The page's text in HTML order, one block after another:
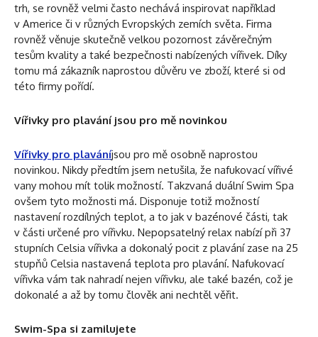
trh, se rovněž velmi často nechává inspirovat například
v Americe či v různých Evropských zemích světa. Firma
rovněž věnuje skutečně velkou pozornost závěrečným
tesům kvality a také bezpečnosti nabízených vířivek. Díky
tomu má zákazník naprostou důvěru ve zboží, které si od
této firmy pořídí.
Vířivky pro plavání jsou pro mě novinkou
Vířivky pro plaváníjsou pro mě osobně naprostou
novinkou. Nikdy předtím jsem netušila, že nafukovací vířivé
vany mohou mít tolik možností. Takzvaná duální Swim Spa
ovšem tyto možnosti má. Disponuje totiž možností
nastavení rozdílných teplot, a to jak v bazénové části, tak
v části určené pro vířivku. Nepopsatelný relax nabízí při 37
stupních Celsia vířivka a dokonalý pocit z plavání zase na 25
stupňů Celsia nastavená teplota pro plavání. Nafukovací
vířivka vám tak nahradí nejen vířivku, ale také bazén, což je
dokonalé a až by tomu člověk ani nechtěl věřit.
Swim-Spa si zamilujete